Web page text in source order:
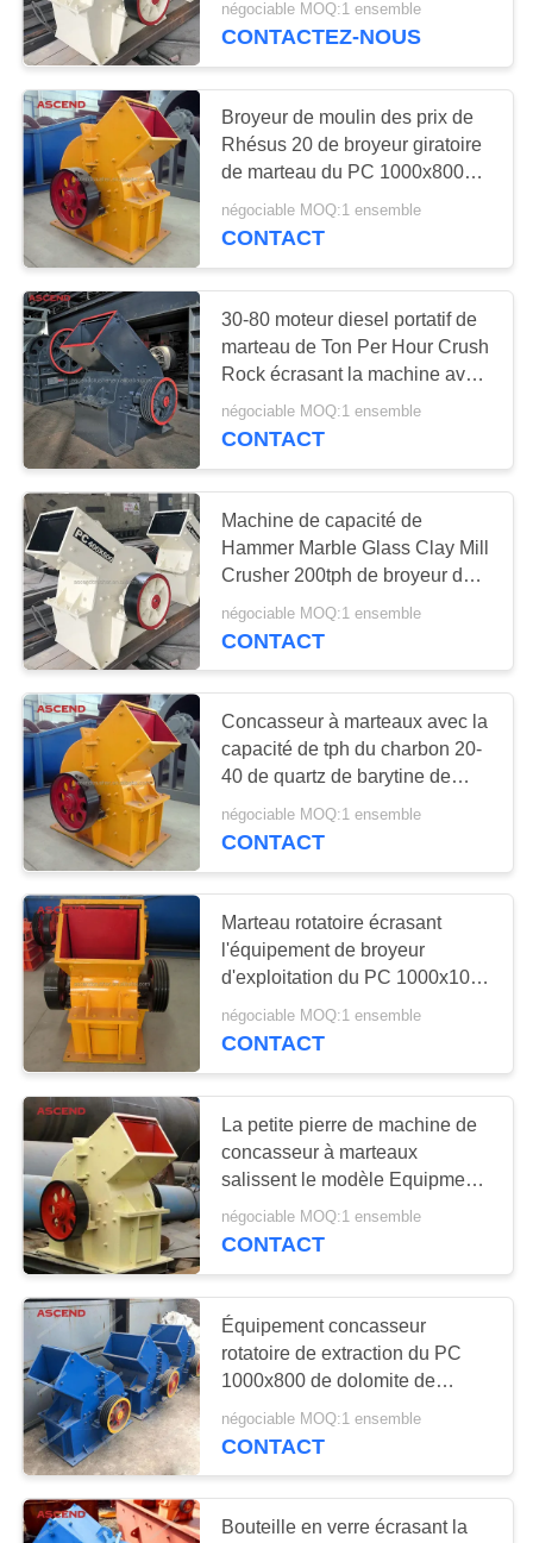
Machine de
concasseur de
pierres à percussion
Broyeur hydraulique
de cône
25
broyeur composé
vertical
29
Machine de broyeur
d'amende de
rendement élevé
pièces de rechange
de broyeur
Équipement de
habillage de minerai
négociable MOQ:1 ensemble
CONTACTEZ-NOUS
Broyeur de moulin des prix de
Rhésus 20 de broyeur giratoire
de marteau du PC 1000x800
pour l'extraction de l'or
négociable MOQ:1 ensemble
CONTACT
30-80 moteur diesel portatif de
marteau de Ton Per Hour Crush
Rock écrasant la machine avec
le conducteur
négociable MOQ:1 ensemble
CONTACT
Machine de capacité de
Hammer Marble Glass Clay Mill
Crusher 200tph de broyeur du
PC 1300x1200
négociable MOQ:1 ensemble
CONTACT
Concasseur à marteaux avec la
capacité de tph du charbon 20-
40 de quartz de barytine de
convoyeur écrasant l'usine
négociable MOQ:1 ensemble
CONTACT
Marteau rotatoire écrasant
l'équipement de broyeur
d'exploitation du PC 1000x1000
de gravier de calcite de béton
négociable MOQ:1 ensemble
CONTACT
La petite pierre de machine de
concasseur à marteaux
salissent le modèle Equipment
du PC 400x300 de Cruhsing
négociable MOQ:1 ensemble
CONTACT
Équipement concasseur
rotatoire de extraction du PC
1000x800 de dolomite de
carrière de moulin de
concasseur à marteaux
négociable MOQ:1 ensemble
CONTACT
Bouteille en verre écrasant la